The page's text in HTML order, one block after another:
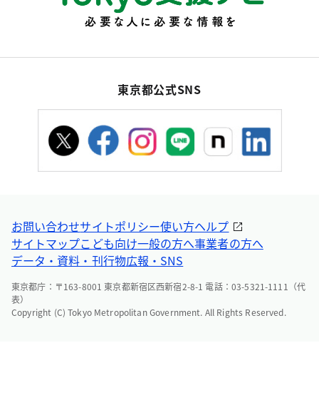
東京都公式SNS
お問い合わせサイトポリシー使い方ヘルプ
サイトマップこども向け一般の方へ事業者の方へ
データ・資料・刊行物広報・SNS
東京都庁：〒163-8001 東京都新宿区西新宿2-8-1 電話：03-5321-1111（代
表）
Copyright (C) Tokyo Metropolitan Government. All Rights Reserved.